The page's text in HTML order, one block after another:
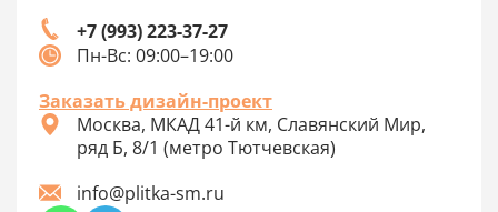
+7 (993) 223-37-27
Пн-Вс: 09:00–19:00
Заказать дизайн-проект
Москва, МКАД 41-й км, Славянский Мир,
ряд Б, 8/1 (метро Тютчевская)
info@plitka-sm.ru